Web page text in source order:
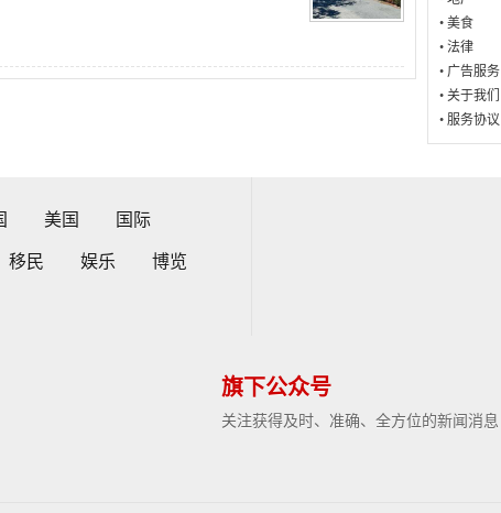
• 美食
• 法律
• 广告服务
• 关于我们
• 服务协议
美国 国际
移民 娱乐
博览
旗下公众号
关注获得及时、准确、全方位的新闻消息